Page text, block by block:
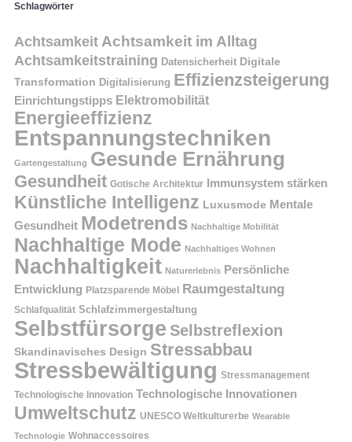
Schlagwörter
Achtsamkeit Achtsamkeit im Alltag
Achtsamkeitstraining Datensicherheit Digitale
Transformation Digitalisierung Effizienzsteigerung
Einrichtungstipps Elektromobilität
Energieeffizienz
Entspannungstechniken
Gartengestaltung Gesunde Ernährung
Gesundheit Gotische Architektur Immunsystem stärken
Künstliche Intelligenz Luxusmode Mentale
Gesundheit Modetrends Nachhaltige Mobilität
Nachhaltige Mode Nachhaltiges Wohnen
Nachhaltigkeit Naturerlebnis Persönliche
Entwicklung Platzsparende Möbel Raumgestaltung
Schlafqualität Schlafzimmergestaltung
Selbstfürsorge Selbstreflexion
Skandinavisches Design Stressabbau
Stressbewältigung Stressmanagement
Technologische Innovation Technologische Innovationen
Umweltschutz UNESCO Weltkulturerbe Wearable
Technologie Wohnaccessoires